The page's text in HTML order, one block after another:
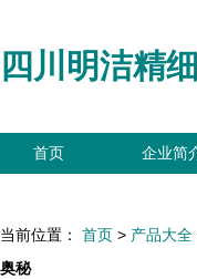
四川明洁精
首页 企业简
当前位置： 首页 > 产品大全
奥秘